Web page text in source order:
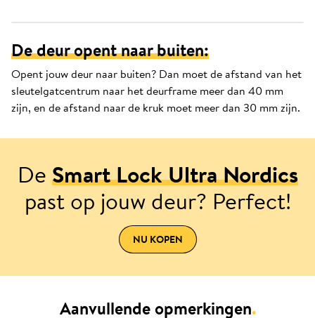
De deur opent naar buiten:
Opent jouw deur naar buiten? Dan moet de afstand van het
sleutelgatcentrum naar het deurframe meer dan 40 mm
zijn, en de afstand naar de kruk moet meer dan 30 mm zijn.
DeSmart Lock Ultra Nordics
past op jouw deur? Perfect!
NU KOPEN
Aanvullende opmerkingen.